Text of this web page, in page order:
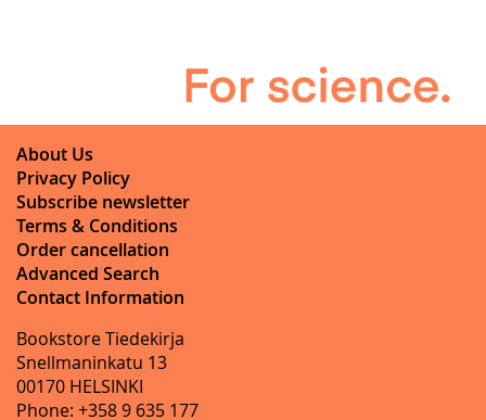
About Us
Privacy Policy
Subscribe newsletter
Terms & Conditions
Order cancellation
Advanced Search
Contact Information
Bookstore Tiedekirja
Snellmaninkatu 13
00170 HELSINKI
Phone: +358 9 635 177